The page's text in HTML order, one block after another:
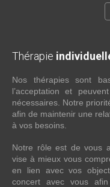
Thérapie
Nos thérapies sont
l’acceptation et
nécessaires. Notre
afin de maintenir une
à vos besoins.
Notre rôle est de vous
vise à mieux vous
en lien avec vos
concert avec vous